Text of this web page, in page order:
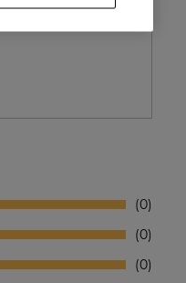
0
0
0